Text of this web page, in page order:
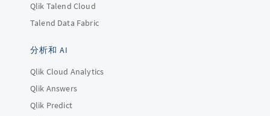
Qlik Talend Cloud
Talend Data Fabric
分析和 AI
Qlik Cloud Analytics
Qlik Answers
Qlik Predict